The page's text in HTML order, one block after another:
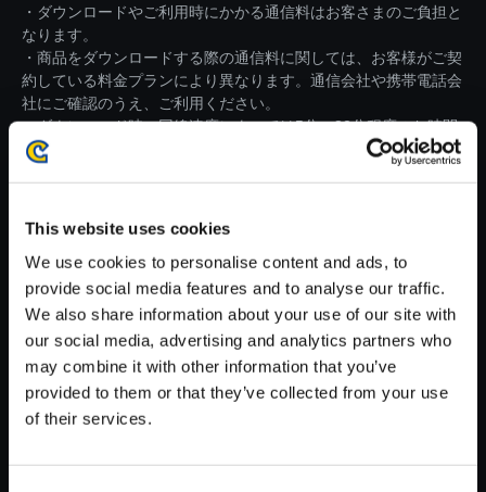
This website uses cookies
We use cookies to personalise content and ads, to
provide social media features and to analyse our traffic.
We also share information about your use of our site with
our social media, advertising and analytics partners who
may combine it with other information that you’ve
provided to them or that they’ve collected from your use
of their services.
・ダウンロードやご利用時にかかる通信料はお客さまのご負担と
なります。
・商品をダウンロードする際の通信料に関しては、お客様がご契
約している料金プランにより異なります。通信会社や携帯電話会
社にご確認のうえ、ご利用ください。
・ダウンロード時、回線速度によっては5分～82分程度のお時間
がかかる場合がございます。
※ご購入いただいたファイルのダウンロードの際には、通信環境
【単曲】流星のロックマン パー
フェクトコレクション オリジナ
150円